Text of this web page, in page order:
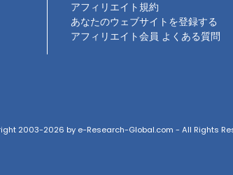
アフィリエイト規約
あなたのウェブサイトを登録する
アフィリエイト会員 よくある質問
2003-2026 by e-Research-Global.com - All Rights